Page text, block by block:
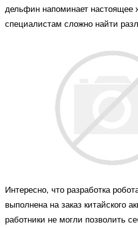
дельфин напоминает настоящее
специалистам сложно найти
Интересно, что разработка
выполнена на заказ китайского
работники не могли позволить